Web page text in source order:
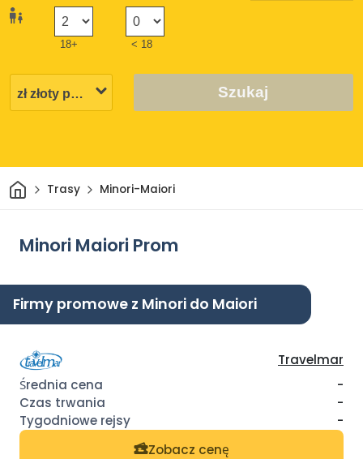
18+ < 18
Szukaj
DomTrasy Minori-Maiori
Minori Maiori Prom
Firmy promowe z Minori do Maiori
Travelmar
-
-
-
Zobacz cenę